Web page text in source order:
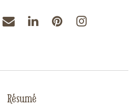
Résumé